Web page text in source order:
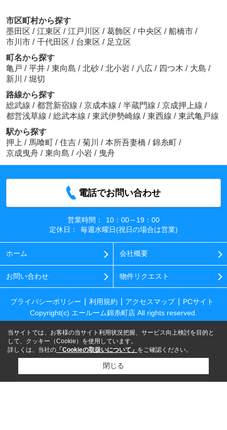
市区町村から探す
墨田区 / 江東区 / 江戸川区 / 葛飾区 / 中央区 / 船橋市 /
市川市 / 千代田区 / 台東区 / 足立区
町名から探す
亀戸 / 平井 / 東向島 / 北砂 / 北小岩 / 八広 / 四つ木 / 大島 /
新川 / 堀切
路線から探す
総武線 / 都営新宿線 / 京成本線 / 半蔵門線 / 京成押上線 /
都営浅草線 / 総武本線 / 東武伊勢崎線 / 東西線 / 東武亀戸線
駅から探す
押上 / 馬喰町 / 住吉 / 菊川 / 本所吾妻橋 / 錦糸町 /
京成曳舟 / 東向島 / 小岩 / 曳舟
電話でお問い合わせ
営業時間：
10：00～19：00
定休日：
毎週水曜日(祝日の場合は営業)
ホーム 会社概要
お問い合わせ 物件リクエスト
プライバシーポリシー 利用規約 アクセスマップ
PCサイト
Copyright(c) エールーム錦糸町店 All rights reserved.
当サイトでは、お客様の当サイト利用状況把握、サービス向上検討を目的と
して、クッキー（Cookie）を使用しています。
詳しくは、当社の 「Cookieの取扱いについて」 をご確認ください。
閉じる